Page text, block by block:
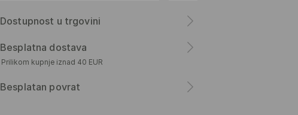
Dostupnost u trgovini
Besplatna dostava
Prilikom kupnje iznad 40 EUR
Besplatan povrat